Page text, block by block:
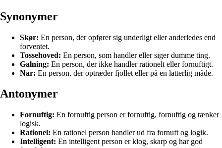
Synonymer
Skør: En person, der opfører sig underligt eller anderledes end
forventet.
Tossehoved: En person, som handler eller siger dumme ting.
Galning: En person, der ikke handler rationelt eller fornuftigt.
Nar: En person, der optræder fjollet eller på en latterlig måde.
Antonymer
Fornuftig: En fornuftig person er fornuftig, fornuftig og tænker
logisk.
Rationel: En rationel person handler ud fra fornuft og logik.
Intelligent: En intelligent person er klog, skarp og har god